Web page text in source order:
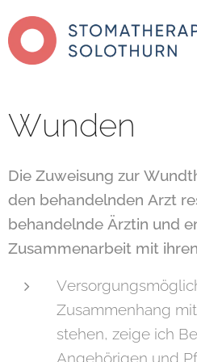
Wunden
Die Zuweisung zur
den behandelnden Arzt
behandelnde Ärztin und
Zusammenarbeit mit
Zusammenhang
stehen, zeige ich
Angehörigen und